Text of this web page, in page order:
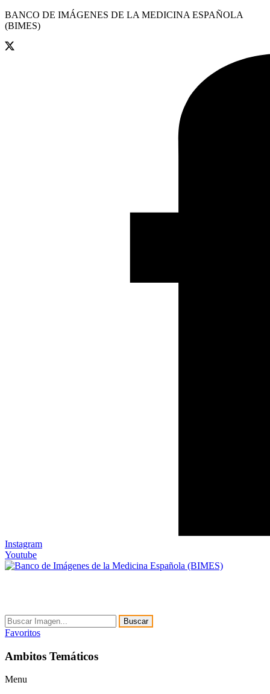
BANCO DE IMÁGENES DE LA MEDICINA ESPAÑOLA
(BIMES)
Instagram
Youtube
Buscar
Favoritos
Ambitos Temáticos
Menu